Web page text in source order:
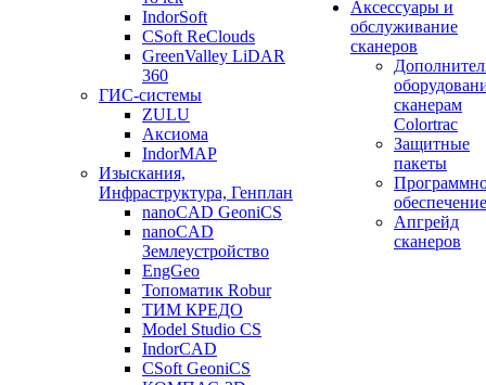
IndorSoft
CSoft ReClouds
GreenValley LiDAR
360
ГИС-системы
ZULU
Аксиома
IndorMAP
Изыскания,
Инфраструктура, Генплан
nanoCAD GeoniCS
nanoCAD
Землеустройство
EngGeo
Топоматик Robur
ТИМ КРЕДО
Model Studio CS
IndorCAD
CSoft GeoniCS
Аксессуары и
обслуживание
сканеров
сканерам
Colortrac
Защитные
пакеты
обеспечение
Апгрейд
сканеров